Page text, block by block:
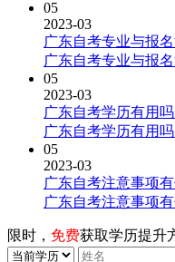
05
2023-03
广东自考专业与报
广东自考专业与报
05
2023-03
广东自考学历有用吗
广东自考学历有用吗
05
2023-03
广东自考注意事项
广东自考注意事项
限时， 免费获取学历提升